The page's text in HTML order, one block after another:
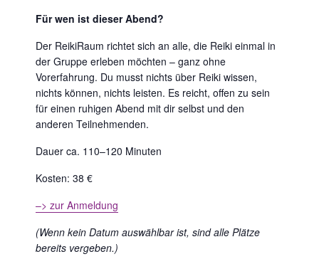
Für wen ist dieser Abend?
Der ReikiRaum richtet sich an alle, die Reiki einmal in
der Gruppe erleben möchten – ganz ohne
Vorerfahrung. Du musst nichts über Reiki wissen,
nichts können, nichts leisten. Es reicht, offen zu sein
für einen ruhigen Abend mit dir selbst und den
anderen Teilnehmenden.
Dauer ca. 110–120 Minuten
Kosten: 38 €
–> zur Anmeldung
(Wenn kein Datum auswählbar ist, sind alle Plätze
bereits vergeben.)